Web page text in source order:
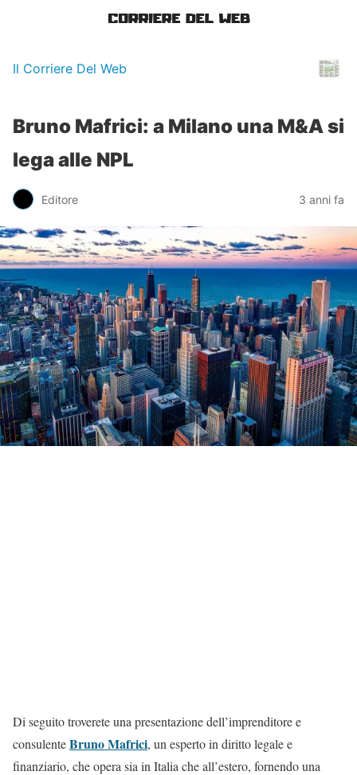
Il Corriere Del Web
Bruno Mafrici: a Milano una M&A si
lega alle NPL
Editore 3 anni fa
Di seguito troverete una presentazione dell’imprenditore e
consulenteBruno Mafrici, un esperto in diritto legale e
finanziario, che opera sia in Italia che all’estero, fornendo una